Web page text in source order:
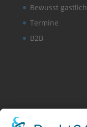
Bewusst gastlich
Termine
B2B